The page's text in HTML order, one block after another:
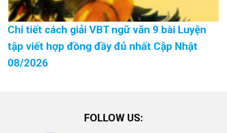
Chi tiết cách giải VBT ngữ văn 9 bài Luyện
tập viết hợp đồng đầy đủ nhất Cập Nhật
08/2026
FOLLOW US: